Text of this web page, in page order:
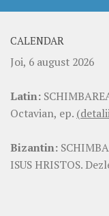
CALENDAR
Joi, 6 august 2026
Latin:
Octavian, ep.
Bizantin:
ISUS HRISTOS.